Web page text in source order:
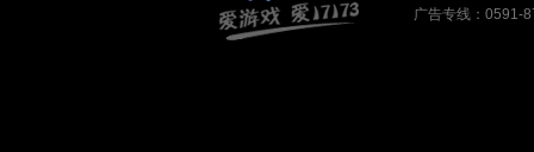
广告专线：